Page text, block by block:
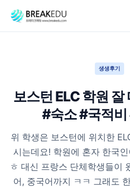
생생후기
보스턴 ELC 학원
#숙소 #국적
위 학생은 보스턴에 위치한
시는데요! 학원에 혼자 한국
ㅎ 대신 프랑스 단체학생들이
어, 중국어까지 ㅋㅋ 그래도